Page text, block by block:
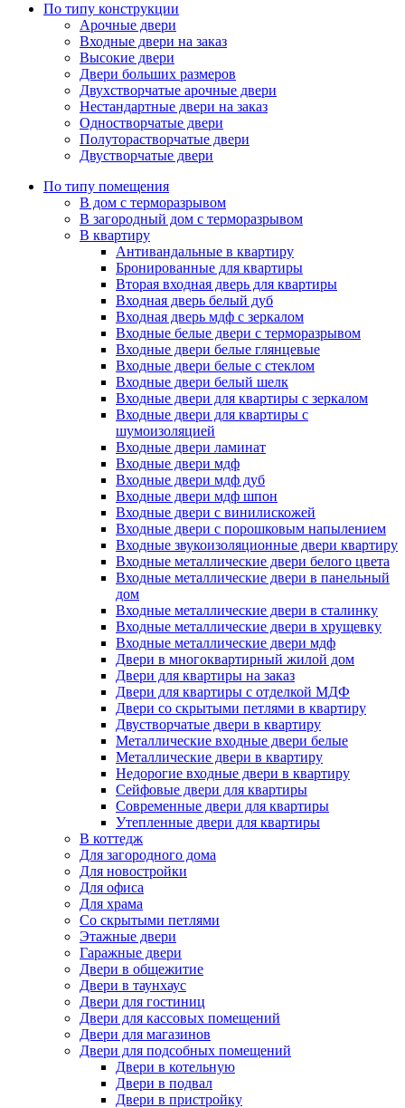
По типу конструкции
Арочные двери
Входные двери на заказ
Высокие двери
Двери больших размеров
Двухстворчатые арочные двери
Нестандартные двери на заказ
Одностворчатые двери
Полуторастворчатые двери
Двустворчатые двери
По типу помещения
В дом с терморазрывом
В загородный дом с терморазрывом
В квартиру
Антивандальные в квартиру
Бронированные для квартиры
Вторая входная дверь для квартиры
Входная дверь белый дуб
Входная дверь мдф с зеркалом
Входные белые двери с терморазрывом
Входные двери белые глянцевые
Входные двери белые с стеклом
Входные двери белый шелк
Входные двери для квартиры с зеркалом
Входные двери для квартиры с
шумоизоляцией
Входные двери ламинат
Входные двери мдф
Входные двери мдф дуб
Входные двери мдф шпон
Входные двери с винилискожей
Входные двери с порошковым напылением
Входные звукоизоляционные двери квартиру
Входные металлические двери белого цвета
Входные металлические двери в панельный
дом
Входные металлические двери в сталинку
Входные металлические двери в хрущевку
Входные металлические двери мдф
Двери в многоквартирный жилой дом
Двери для квартиры на заказ
Двери для квартиры с отделкой МДФ
Двери со скрытыми петлями в квартиру
Двустворчатые двери в квартиру
Металлические входные двери белые
Металлические двери в квартиру
Недорогие входные двери в квартиру
Сейфовые двери для квартиры
Современные двери для квартиры
Утепленные двери для квартиры
В коттедж
Для загородного дома
Для новостройки
Для офиса
Для храма
Со скрытыми петлями
Этажные двери
Гаражные двери
Двери в общежитие
Двери в таунхаус
Двери для гостиниц
Двери для кассовых помещений
Двери для магазинов
Двери для подсобных помещений
Двери в котельную
Двери в подвал
Двери в пристройку